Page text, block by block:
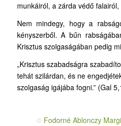
munkáiról, a zárda védő
Nem mindegy, hogy a
kényszerből. A bűn
Krisztus szolgaságában pedig
„Krisztus szabadságra
tehát szilárdan, és ne
szolgaság igájába fogni.” (Gal
© Fodorné Ablonczy